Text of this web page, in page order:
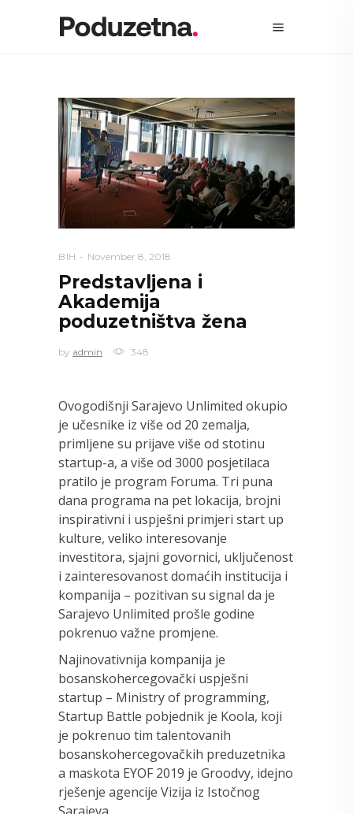
BIH November 8, 2018
Predstavljena i
Akademija
poduzetništva žena
by admin 348
Ovogodišnji Sarajevo Unlimited okupio
je učesnike iz više od 20 zemalja,
primljene su prijave više od stotinu
startup-a, a više od 3000 posjetilaca
pratilo je program Foruma. Tri puna
dana programa na pet lokacija, brojni
inspirativni i uspješni primjeri start up
kulture, veliko interesovanje
investitora, sjajni govornici, uključenost
i zainteresovanost domaćih institucija i
kompanija – pozitivan su signal da je
Sarajevo Unlimited prošle godine
pokrenuo važne promjene.
Najinovativnija kompanija je
bosanskohercegovački uspješni
startup – Ministry of programming,
Startup Battle pobjednik je Koola, koji
je pokrenuo tim talentovanih
bosanskohercegovačkih preduzetnika
a maskota EYOF 2019 je Groodvy, idejno
rješenje agencije Vizija iz Istočnog